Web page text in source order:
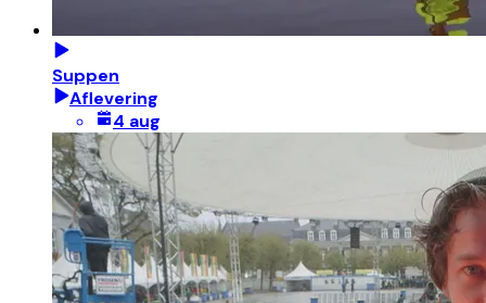
Suppen
Aflevering
4 aug